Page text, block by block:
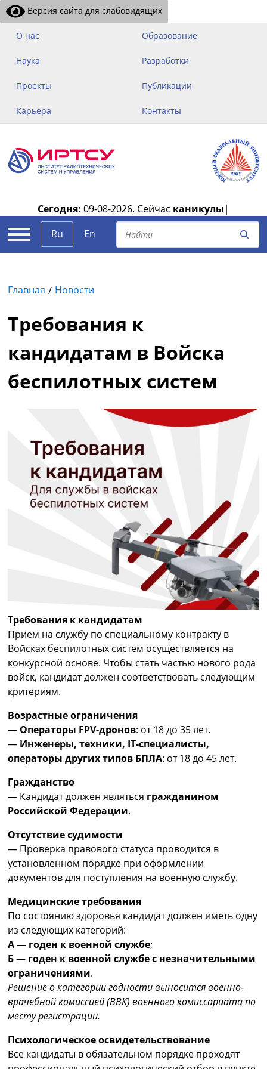
Версия сайта для слабовидящих
О нас Образование
Наука Разработки
Проекты Публикации
Карьера Контакты
Сегодня: 09-08-2026. Сейчас каникулы |
Ru
En
Главная Новости
Требования к
кандидатам в Войска
беспилотных систем
Требования к кандидатам
Прием на службу по специальному контракту в
Войсках беспилотных систем осуществляется на
конкурсной основе. Чтобы стать частью нового рода
войск, кандидат должен соответствовать следующим
критериям.
Возрастные ограничения
— Операторы FPV-дронов: от 18 до 35 лет.
— Инженеры, техники, IT-специалисты,
операторы других типов БПЛА: от 18 до 45 лет.
Гражданство
— Кандидат должен являться гражданином
Российской Федерации.
Отсутствие судимости
— Проверка правового статуса проводится в
установленном порядке при оформлении
документов для поступления на военную службу.
Медицинские требования
По состоянию здоровья кандидат должен иметь одну
из следующих категорий:
А — годен к военной службе;
Б — годен к военной службе с незначительными
ограничениями.
Решение о категории годности выносится военно-
врачебной комиссией (ВВК) военного комиссариата по
месту регистрации.
Психологическое освидетельствование
Все кандидаты в обязательном порядке проходят